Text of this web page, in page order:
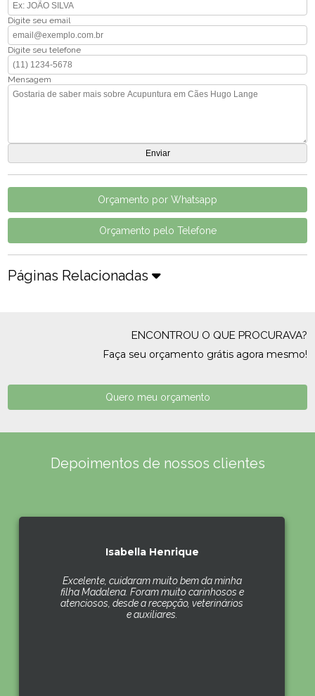
Digite seu email
Digite seu telefone
Mensagem
Orçamento por Whatsapp
Orçamento pelo Telefone
Páginas Relacionadas
ENCONTROU O QUE PROCURAVA?
Faça seu orçamento grátis agora mesmo!
Quero meu orçamento
Depoimentos de nossos clientes
Isabella Henrique
Excelente, cuidaram muito bem da minha
filha Madalena. Foram muito carinhosos e
atenciosos, desde a recepção, veterinários
e auxiliares.